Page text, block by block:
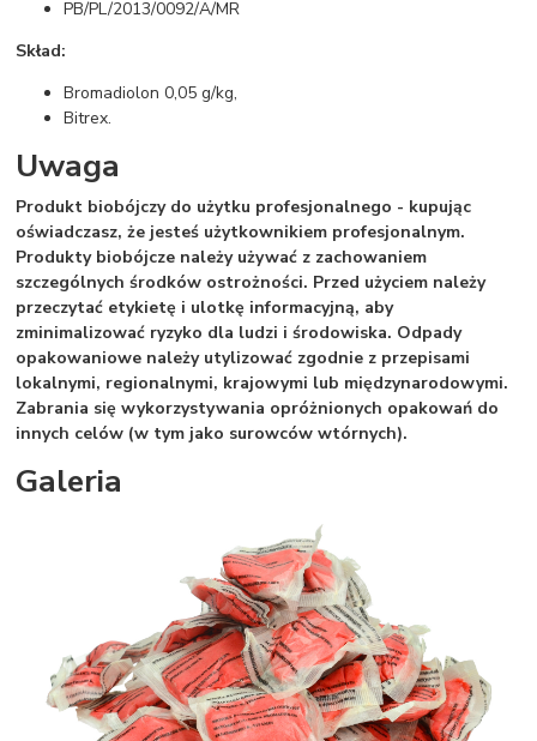
PB/PL/2013/0092/A/MR
Skład:
Bromadiolon 0,05 g/kg,
Bitrex.
Uwaga
Produkt biobójczy do użytku profesjonalnego - kupując
oświadczasz, że jesteś użytkownikiem profesjonalnym.
Produkty biobójcze należy używać z zachowaniem
szczególnych środków ostrożności. Przed użyciem należy
przeczytać etykietę i ulotkę informacyjną, aby
zminimalizować ryzyko dla ludzi i środowiska. Odpady
opakowaniowe należy utylizować zgodnie z przepisami
lokalnymi, regionalnymi, krajowymi lub międzynarodowymi.
Zabrania się wykorzystywania opróżnionych opakowań do
innych celów (w tym jako surowców wtórnych).
Galeria